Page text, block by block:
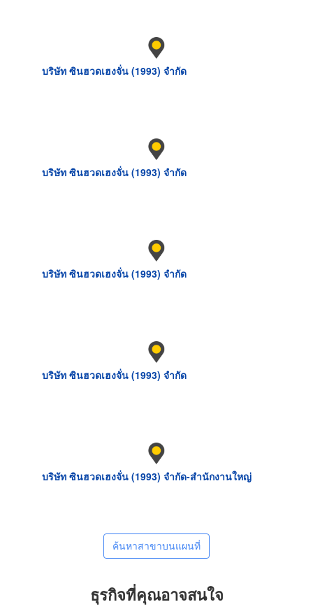
บริษัท ซินฮวดเฮงจั่น (1993) จำกัด
บริษัท ซินฮวดเฮงจั่น (1993) จำกัด
บริษัท ซินฮวดเฮงจั่น (1993) จำกัด
บริษัท ซินฮวดเฮงจั่น (1993) จำกัด
บริษัท ซินฮวดเฮงจั่น (1993) จำกัด-สำนักงานใหญ่
ค้นหาสาขาบนแผนที่
ธุรกิจที่คุณอาจสนใจ